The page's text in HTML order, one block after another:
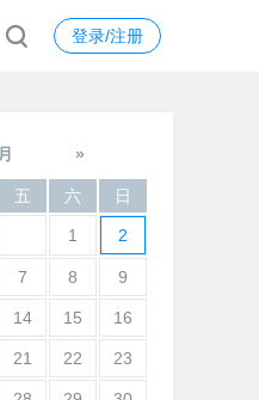
登录/注册
»
五 六 日
1 2
7 8 9
14 15 16
21 22 23